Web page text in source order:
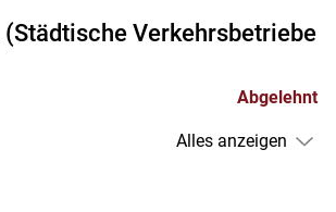
(Städtische Verkehrsbetriebe
Abgelehnt
Alles anzeigen